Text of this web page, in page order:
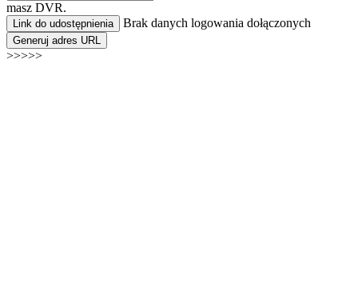
masz DVR.
Link do udostępnienia Brak danych logowania dołączonych
Generuj adres URL
>>>>>